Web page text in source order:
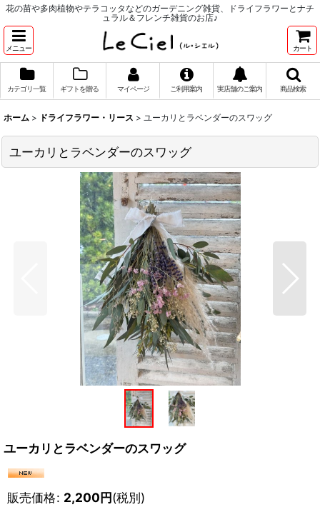
花の苗や多肉植物やテラコッタなどのガーデニング雑貨、ドライフラワーとナチ
ュラル＆フレンチ雑貨のお店♪
メニュー カート
カテゴリ一覧 ギフトを贈る マイページ ご利用案内 実店舗のご案内 商品検索
ホーム > ドライフラワー・リース > ユーカリとラベンダーのスワッグ
ユーカリとラベンダーのスワッグ
ユーカリとラベンダーのスワッグ
販売価格: 2,200円(税別)